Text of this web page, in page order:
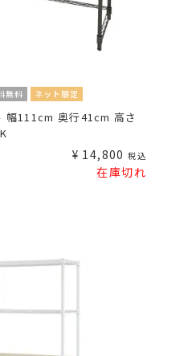
無料 ネット限定
幅111cm 奥行41cm 高さ
¥ 14,800 税込
在庫切れ